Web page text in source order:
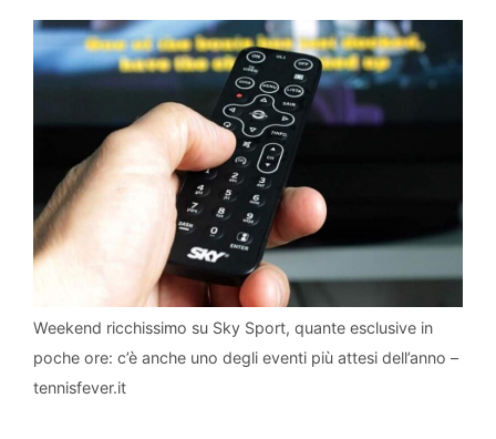
Weekend ricchissimo su Sky Sport, quante esclusive in
poche ore: c’è anche uno degli eventi più attesi dell’anno –
tennisfever.it